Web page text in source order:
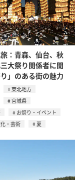
：青森、仙台、秋
大祭り関係者に聞
」のある街の魅力
東北地方
宮城県
お祭り・イベント
・芸術
夏